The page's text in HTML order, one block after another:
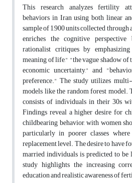
This research analyzes fertility
behaviors in Iran using both linear
sample of 1,900 units collected
enriches the cognitive
rationalist critiques by
meaning of life," "the vague shadow
economic uncertainty," and
preference." The study utilizes
models like the random forest model.
consists of individuals in their 30s
Findings reveal a higher desire for
childbearing behavior, with women
particularly in poorer classes
replacement level. The desire to have
married individuals is predicted to be
study highlights the increasing
education and realistic awareness of